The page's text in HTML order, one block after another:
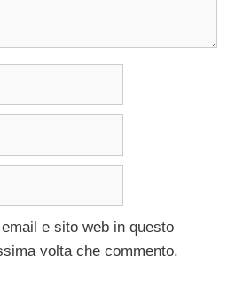
e sito web in questo
volta che commento.